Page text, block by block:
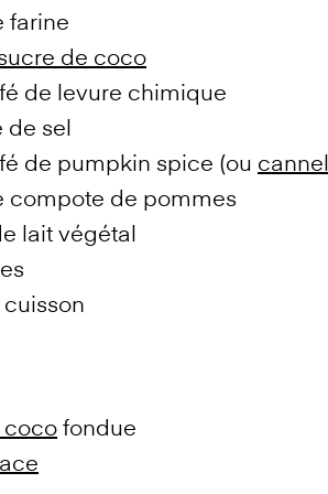
farine
de coco
de levure chimique
de sel
de pumpkin spice (ou
compote de pommes
lait végétal
cuisson
coco fondue